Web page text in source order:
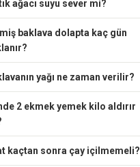
ağacı suyu sever mi?
baklava dolapta kaç gün
yağı ne zaman verilir?
2 ekmek yemek kilo aldırır
kaçtan sonra çay içilmemeli?